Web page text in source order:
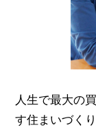
人生で最大の
す住まいづく